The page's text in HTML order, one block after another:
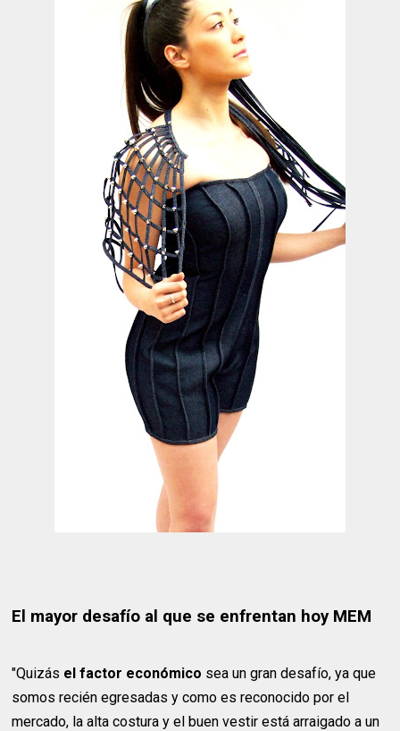
El mayor desafío al que se enfrentan hoy MEM
"Quizás el factor económico sea un gran desafío, ya que
somos recién egresadas y como es reconocido por el
mercado, la alta costura y el buen vestir está arraigado a un